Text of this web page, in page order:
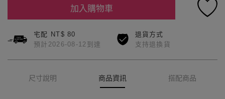
加入購物車
宅配 NT$ 80
預計2026-08-12到達
退貨方式
支持退換貨
尺寸說明 商品資訊 搭配商品